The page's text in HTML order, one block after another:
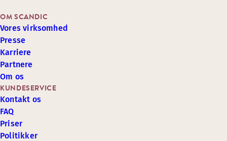
KUNDESERVICE
Kontakt os
FAQ
Priser
Politikker
OM SCANDIC
Vores virksomhed
Presse
Karriere
Partnere
Om os